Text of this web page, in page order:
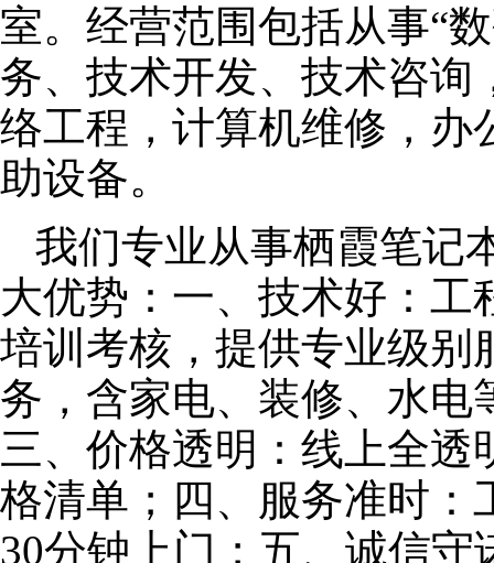
室。经营范围包括从事“
务、技术开发、技术咨询
络工程，计算机维修，办
助设备。
我们专业从事栖霞笔记
大优势：一、技术好：
培训考核，提供专业级别
务，含家电、装修、水电
三、价格透明：线上全
格清单；四、服务准时：
30分钟上门；五、诚信